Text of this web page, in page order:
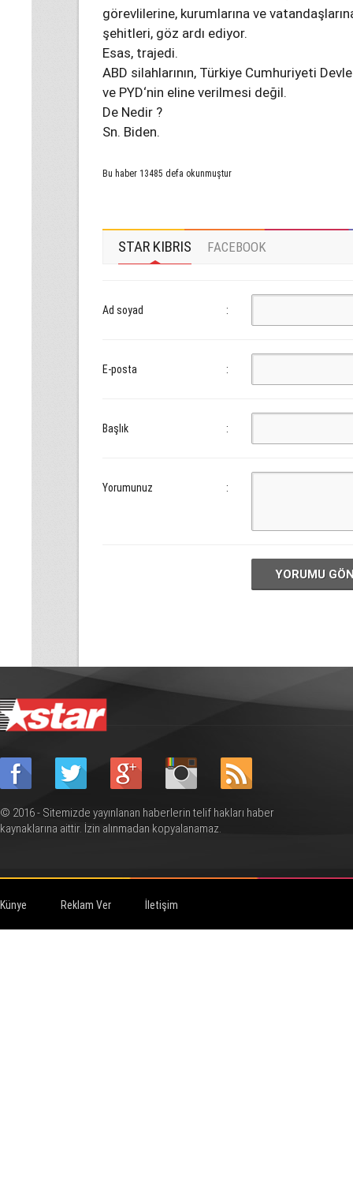
görevlilerine, kurumlarına ve
şehitleri, göz ardı ediyor.
Esas, trajedi.
ABD silahlarının, Türkiye Cumhuriyeti
ve PYD‘nin eline verilmesi değil.
De Nedir ?
Sn. Biden.
Bu haber 13485 defa okunmuştur
STAR KIBRIS FACEBOOK
Ad soyad :
E-posta :
Başlık :
Yorumunuz :
YORUMU
© 2016 - Sitemizde yayınlanan haberlerin telif hakları haber
kaynaklarına aittir. İzin alınmadan kopyalanamaz.
Künye Reklam Ver İletişim